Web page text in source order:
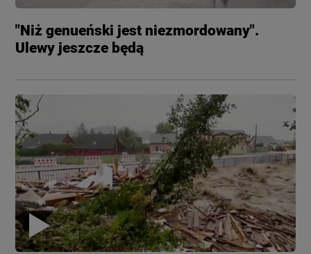
"Niż genueński jest niezmordowany".
Ulewy jeszcze będą